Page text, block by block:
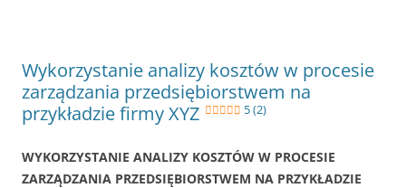
Wykorzystanie analizy kosztów w procesie
zarządzania przedsiębiorstwem na
przykładzie firmy XYZ
5 (2)
WYKORZYSTANIE ANALIZY KOSZTÓW W PROCESIE
ZARZĄDZANIA PRZEDSIĘBIORSTWEM NA PRZYKŁADZIE